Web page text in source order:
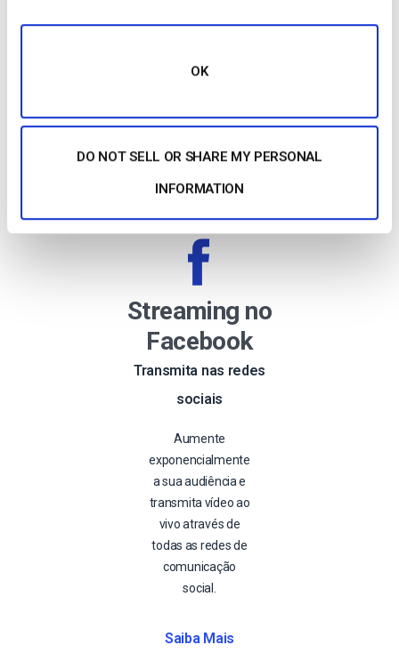
OK
DO NOT SELL OR SHARE MY PERSONAL
INFORMATION
Facilitada
com Características de
Topo
Streaming no
Facebook
Transmita nas redes
sociais
Aumente
exponencialmente
a sua audiência e
transmita vídeo ao
vivo através de
todas as redes de
comunicação
social.
Saiba Mais